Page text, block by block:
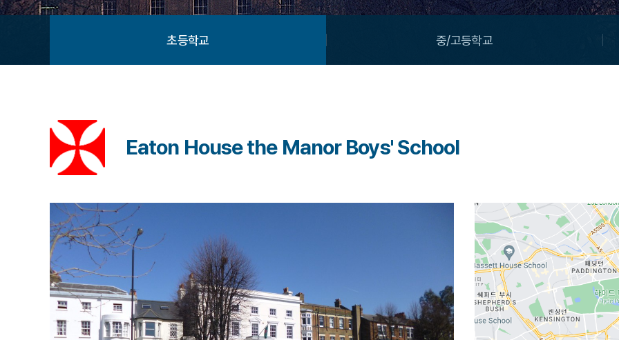
초등학교 중/고등학교
Eaton House the Manor Boys' School